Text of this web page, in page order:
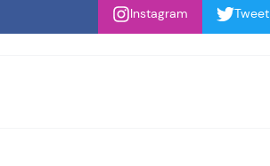
Instagram Tweet